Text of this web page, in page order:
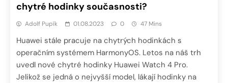
chytré hodinky současnosti?
Adolf Pupík 01.08.2023 0 47 Mins
Huawei stále pracuje na chytrých hodinkách s
operačním systémem HarmonyOS. Letos na náš trh
uvedl nové chytré hodinky Huawei Watch 4 Pro.
Jelikož se jedná o nejvyšší model, lákají hodinky na